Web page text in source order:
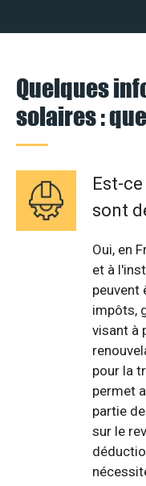
Quelques
solaires :
Est-
sont
Oui, en
et à
peuvent
impôts,
visant à
pour la
permet
partie
sur le